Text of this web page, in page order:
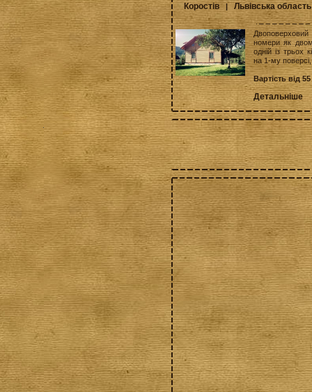
Коростів | Львівська область
номери як
одній із трьох
на 1-му
Вартість від
Детальніше